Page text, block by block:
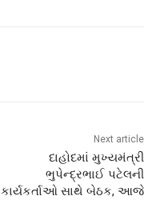
Next article
દાહોદમાં મુખ્યમંત્રી
ભુપેન્દ્રભાઈ પટેલની
કાર્યકર્તાઓ સાથે બેઠક, આજે